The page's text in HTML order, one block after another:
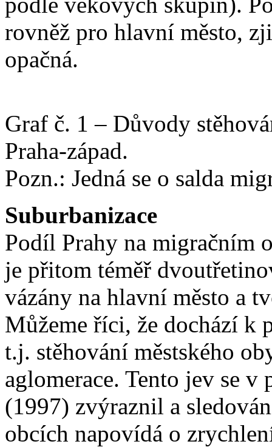
rovněž pro hlavní město,
opačná.
Graf č. 1 – Důvody
Praha-západ.
Pozn.: Jedná se o salda
Suburbanizace
Podíl Prahy na migračním
je přitom téměř
vázány na hlavní město a
Můžeme říci, že dochází k
t.j. stěhování městského
aglomerace. Tento jev se v
(1997) zvýraznil a
obcích napovídá o